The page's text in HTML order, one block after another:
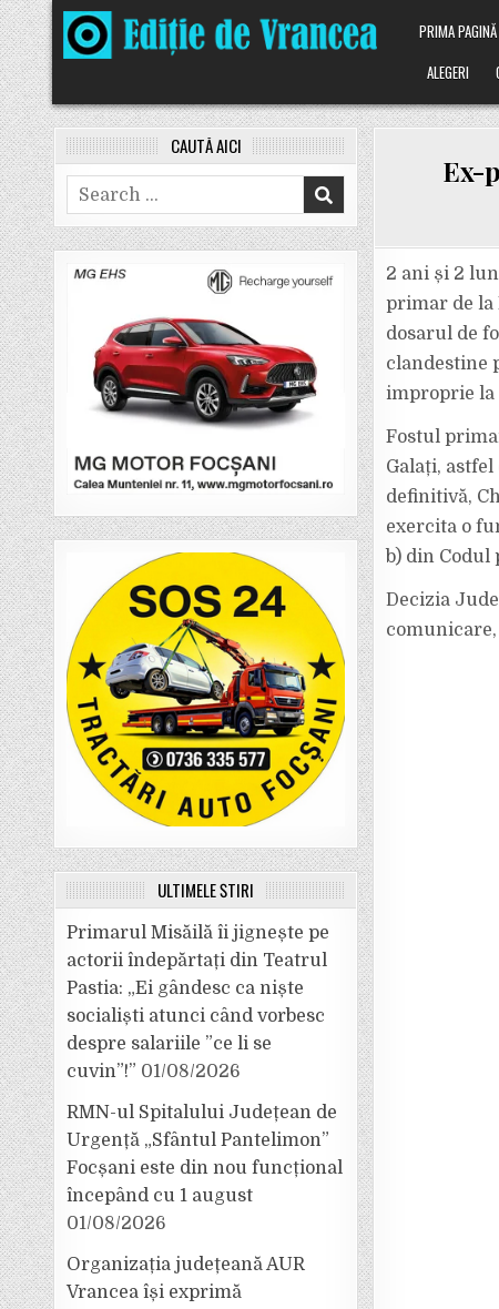
Skip
to
content
PRIMA PAGINĂ
ALEGERI
Ex-
2 ani și 2
primar de la
dosarul de
clandestine
improprie la
Fostul
Galați,
definitivă,
exercita o
b) din Codul
Decizia
comunicare,
CAUTĂ AICI
Search
for:
ULTIMELE ȘTIRI
Primarul Misăilă îi jignește pe
actorii îndepărtați din Teatrul
Pastia: „Ei gândesc ca niște
socialiști atunci când vorbesc
despre salariile ”ce li se
cuvin”!” 01/08/2026
RMN-ul Spitalului Județean de
Urgență „Sfântul Pantelimon”
Focșani este din nou funcțional
începând cu 1 august
01/08/2026
Organizația județeană AUR
Vrancea își exprimă